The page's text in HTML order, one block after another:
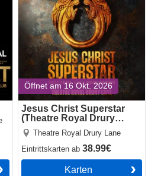
Öffnet am 16 Okt. 2026
Jesus Christ Superstar
(Theatre Royal Drury
Lane)
Theatre Royal Drury Lane
Eintrittskartenab38.99€
Karten